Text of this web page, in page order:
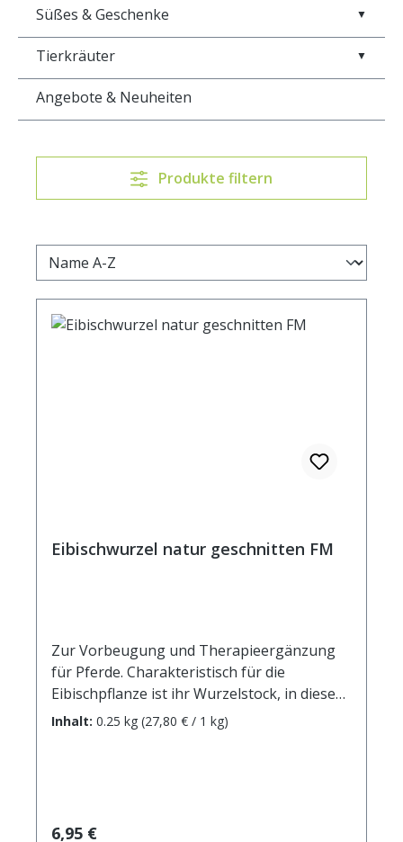
Süßes & Geschenke ▼
Tierkräuter ▼
Angebote & Neuheiten
Produkte filtern
Eibischwurzel natur geschnitten FM
Zur Vorbeugung und Therapieergänzung
für Pferde. Charakteristisch für die
Eibischpflanze ist ihr Wurzelstock, in diesem
sitzt mitunter der Hauptanteil der
Schleimzellen. Blatt und Blüte enthalten nur
auf feuchten Wiesen, Weiden oder etwa in
Inhalt: 0.25 kg (27,80 € / 1 kg)
Regulärer Preis:
6,95 €